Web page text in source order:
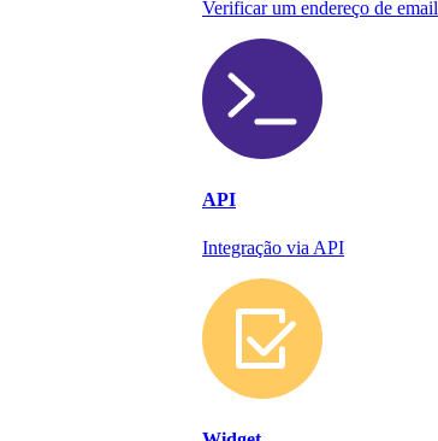
Verificar um endereço de email
API
Integração via API